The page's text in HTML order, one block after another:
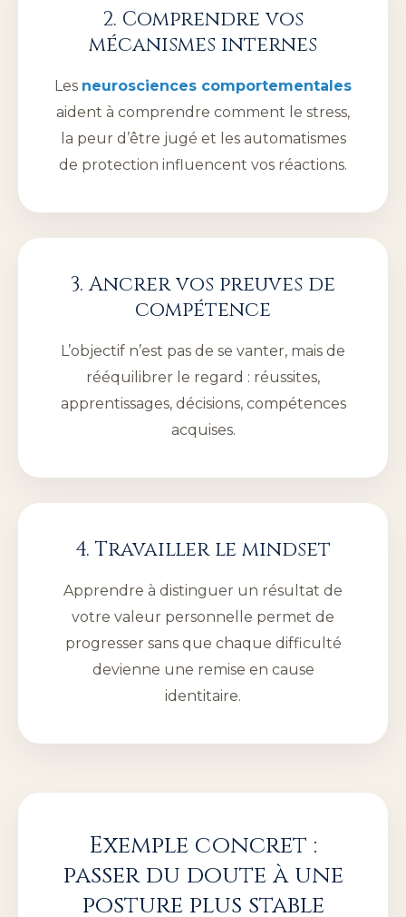
2. Comprendre vos
mécanismes internes
Les neurosciences comportementales
aident à comprendre comment le stress,
la peur d’être jugé et les automatismes
de protection influencent vos réactions.
3. Ancrer vos preuves de
compétence
L’objectif n’est pas de se vanter, mais de
rééquilibrer le regard : réussites,
apprentissages, décisions, compétences
acquises.
4. Travailler le mindset
Apprendre à distinguer un résultat de
votre valeur personnelle permet de
progresser sans que chaque difficulté
devienne une remise en cause
identitaire.
Exemple concret :
passer du doute à une
posture plus stable